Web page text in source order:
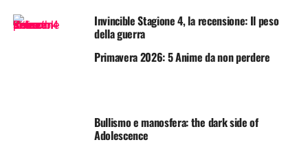
Invincible Stagione 4, la recensione: Il peso
della guerra
Primavera 2026: 5 Anime da non perdere
Bullismo e manosfera: the dark side of
Adolescence